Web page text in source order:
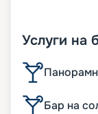
Услуги на
Бар на